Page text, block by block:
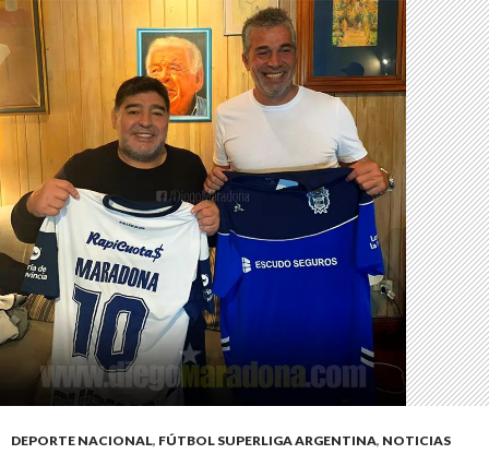
DEPORTE NACIONAL, FÚTBOL SUPERLIGA ARGENTINA, NOTICIAS